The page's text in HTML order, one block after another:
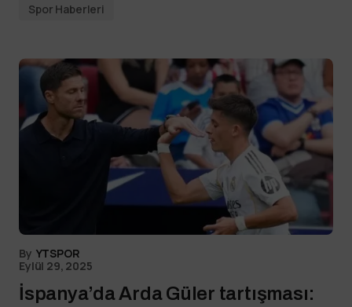
Spor Haberleri
By YTSPOR
Eylül 29, 2025
İspanya’da Arda Güler tartışması: